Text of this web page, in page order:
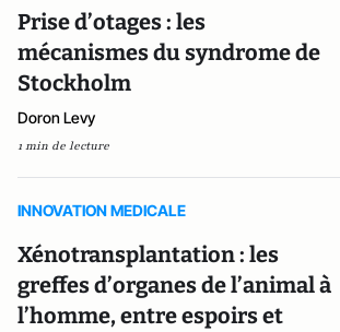
Prise d’otages : les
mécanismes du syndrome de
Stockholm
Doron Levy
1 min de lecture
INNOVATION MEDICALE
Xénotransplantation : les
greffes d’organes de l’animal à
l’homme, entre espoirs et